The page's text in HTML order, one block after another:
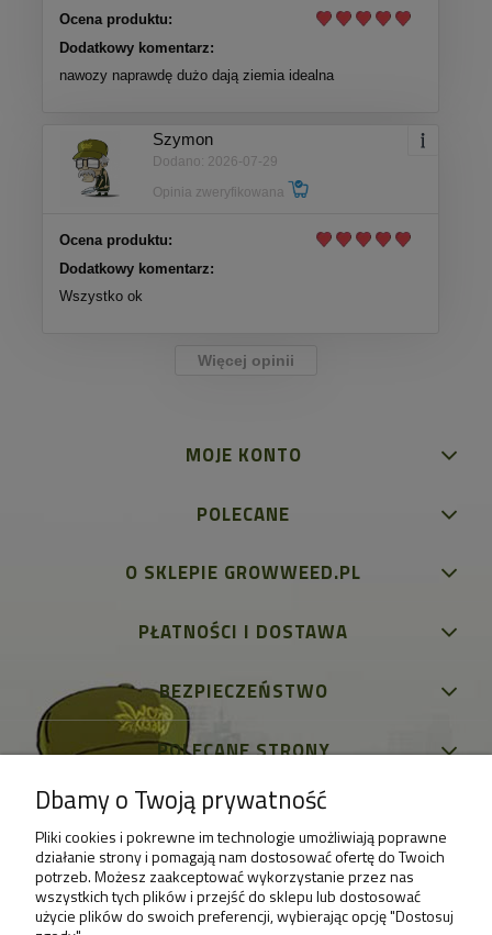
Ocena produktu:
Dodatkowy komentarz:
nawozy naprawdę dużo dają ziemia idealna
Szymon
Dodano: 2026-07-29
Opinia zweryfikowana
Ocena produktu:
Dodatkowy komentarz:
Wszystko ok
Więcej opinii
MOJE KONTO
POLECANE
O SKLEPIE GROWWEED.PL
PŁATNOŚCI I DOSTAWA
BEZPIECZEŃSTWO
POLECANE STRONY
Dbamy o Twoją prywatność
Pliki cookies i pokrewne im technologie umożliwiają poprawne
działanie strony i pomagają nam dostosować ofertę do Twoich
potrzeb. Możesz zaakceptować wykorzystanie przez nas
wszystkich tych plików i przejść do sklepu lub dostosować
użycie plików do swoich preferencji, wybierając opcję "Dostosuj